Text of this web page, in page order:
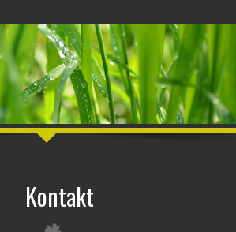
Kontakt